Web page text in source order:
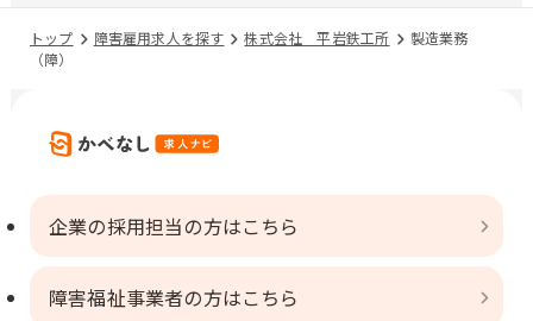
トップ 障害雇用求人を探す 株式会社 平岩鉄工所
製造業務
（障）
企業の採用担当の方はこちら
障害福祉事業者の方はこちら